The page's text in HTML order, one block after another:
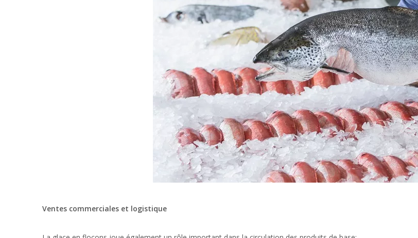
Ventes commerciales et logistique